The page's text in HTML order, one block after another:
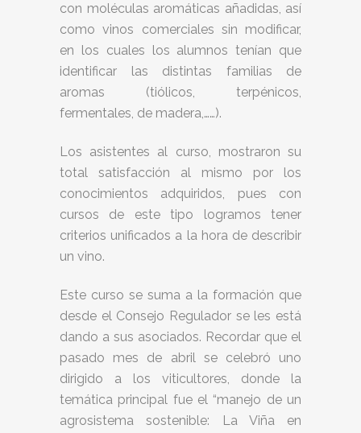
con moléculas aromáticas añadidas, así
como vinos comerciales sin modificar,
en los cuales los alumnos tenían que
identificar las distintas familias de
aromas (tiólicos, terpénicos,
fermentales, de madera,……).
Los asistentes al curso, mostraron su
total satisfacción al mismo por los
conocimientos adquiridos, pues con
cursos de este tipo logramos tener
criterios unificados a la hora de describir
un vino.
Este curso se suma a la formación que
desde el Consejo Regulador se les está
dando a sus asociados. Recordar que el
pasado mes de abril se celebró uno
dirigido a los viticultores, donde la
temática principal fue el “manejo de un
agrosistema sostenible: La Viña en